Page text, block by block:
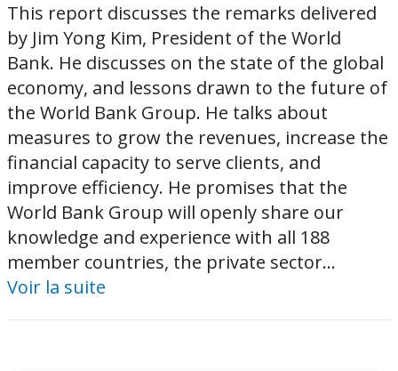
This report discusses the remarks delivered
by Jim Yong Kim, President of the World
Bank. He discusses on the state of the global
economy, and lessons drawn to the future of
the World Bank Group. He talks about
measures to grow the revenues, increase the
financial capacity to serve clients, and
improve efficiency. He promises that the
World Bank Group will openly share our
knowledge and experience with all 188
member countries, the private sector...
Voir la suite